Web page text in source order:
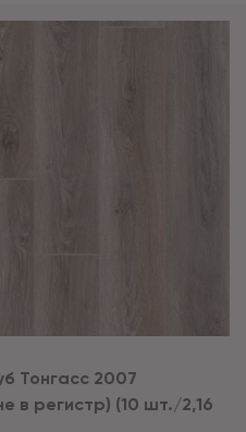
Тонгасс 2007
в регистр) (10 шт./2,16